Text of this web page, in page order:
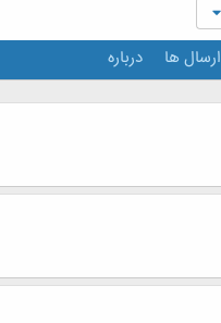
ارسال ها درباره